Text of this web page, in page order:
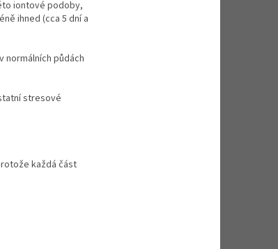
iontové podoby,
ihned (cca 5 dní a
normálních půdách
stresové
každá část